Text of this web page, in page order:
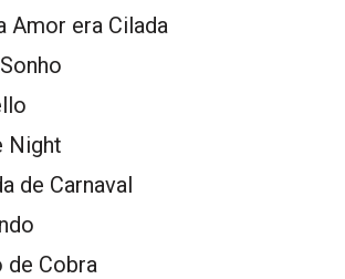
Amor era Cilada
Night
de Carnaval
de Cobra